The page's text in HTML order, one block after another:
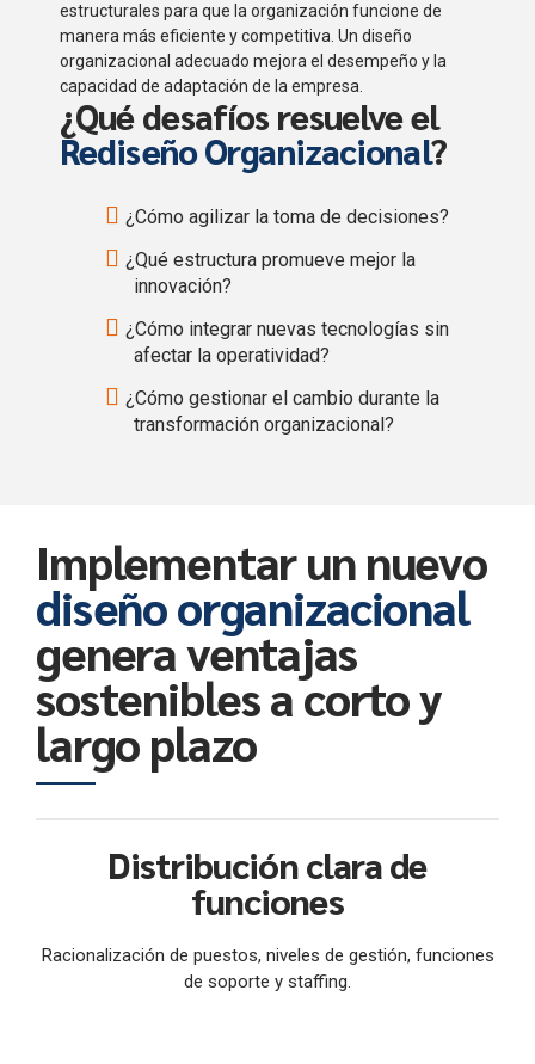
estructurales para que la organización funcione de
manera más eficiente y competitiva. Un diseño
organizacional adecuado mejora el desempeño y la
capacidad de adaptación de la empresa.
¿Qué desafíos resuelve el
Rediseño Organizacional?
¿Cómo agilizar la toma de decisiones?
¿Qué estructura promueve mejor la
innovación?
¿Cómo integrar nuevas tecnologías sin
afectar la operatividad?
¿Cómo gestionar el cambio durante la
transformación organizacional?
Implementar un nuevo
diseño organizacional
genera ventajas
sostenibles a corto y
largo plazo
Distribución clara de
funciones
Racionalización de puestos, niveles de gestión, funciones
de soporte y staffing.